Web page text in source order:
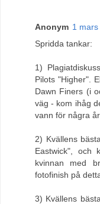
Anonym 1
Spridda tankar:
1)
Pilots "Higher".
Dawn Finers (i
väg - kom ihåg
vann för några
2) Kvällens
Eastwick", och
kvinnan med
fotofinish på
3) Kvällens